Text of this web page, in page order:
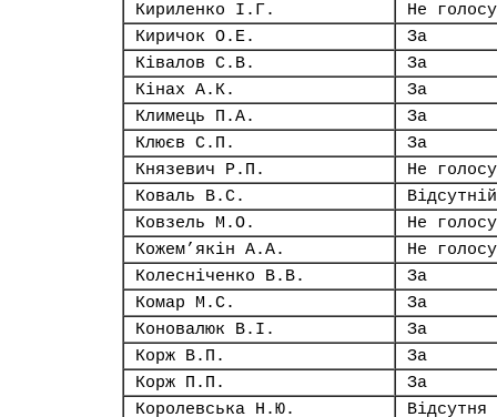
Кириленко І.Г.
Не
Киричок О.Е.
За
Ківалов С.В.
За
Кінах А.К.
За
Климець П.А.
За
Клюєв С.П.
За
Князевич Р.П.
Не
Коваль В.С.
Відсутній
Ковзель М.О.
Не
Кожем’якін А.А.
Не
Колесніченко В.В.
За
Комар М.С.
За
Коновалюк В.І.
За
Корж В.П.
За
Корж П.П.
За
Королевська Н.Ю.
Відсутня